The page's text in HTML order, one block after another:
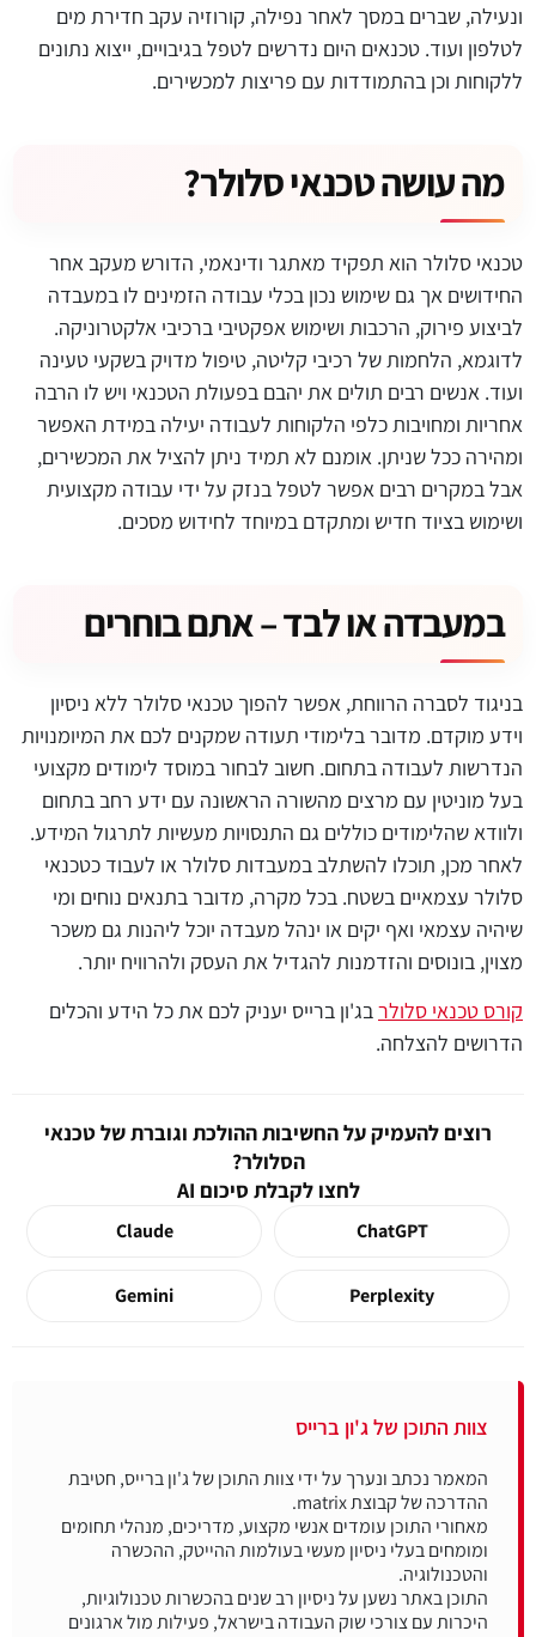
ונעילה, שברים במסך לאחר נפילה, קורוזיה עקב חדירת מים
לטלפון ועוד. טכנאים היום נדרשים לטפל בגיבויים, ייצוא נתונים
ללקוחות וכן בהתמודדות עם פריצות למכשירים.
מה עושה טכנאי סלולר?
טכנאי סלולר הוא תפקיד מאתגר ודינאמי, הדורש מעקב אחר
החידושים אך גם שימוש נכון בכלי עבודה הזמינים לו במעבדה
לביצוע פירוק, הרכבות ושימוש אפקטיבי ברכיבי אלקטרוניקה.
לדוגמא, הלחמות של רכיבי קליטה, טיפול מדויק בשקעי טעינה
ועוד. אנשים רבים תולים את יהבם בפעולת הטכנאי ויש לו הרבה
אחריות ומחויבות כלפי הלקוחות לעבודה יעילה במידת האפשר
ומהירה ככל שניתן. אומנם לא תמיד ניתן להציל את המכשירים,
אבל במקרים רבים אפשר לטפל בנזק על ידי עבודה מקצועית
ושימוש בציוד חדיש ומתקדם במיוחד לחידוש מסכים.
במעבדה או לבד – אתם בוחרים
בניגוד לסברה הרווחת, אפשר להפוך טכנאי סלולר ללא ניסיון
וידע מוקדם. מדובר בלימודי תעודה שמקנים לכם את המיומנויות
הנדרשות לעבודה בתחום. חשוב לבחור במוסד לימודים מקצועי
בעל מוניטין עם מרצים מהשורה הראשונה עם ידע רחב בתחום
ולוודא שהלימודים כוללים גם התנסויות מעשיות לתרגול המידע.
לאחר מכן, תוכלו להשתלב במעבדות סלולר או לעבוד כטכנאי
סלולר עצמאיים בשטח. בכל מקרה, מדובר בתנאים נוחים ומי
שיהיה עצמאי ואף יקים או ינהל מעבדה יוכל ליהנות גם משכר
מצוין, בונוסים והזדמנות להגדיל את העסק ולהרוויח יותר.
קורס טכנאי סלולרבג'ון ברייס יעניק לכם את כל הידע והכלים
הדרושים להצלחה.
רוצים להעמיק על החשיבות ההולכת וגוברת של טכנאי
הסלולר?
לחצו לקבלת סיכום AI
ChatGPT
Claude
Perplexity
Gemini
צוות התוכן של ג'ון ברייס
המאמר נכתב ונערך על ידי צוות התוכן של ג'ון ברייס, חטיבת
מאחורי התוכן עומדים אנשי מקצוע, מדריכים, מנהלי תחומים
ומומחים בעלי ניסיון מעשי בעולמות ההייטק, ההכשרה
התוכן באתר נשען על ניסיון רב שנים בהכשרות טכנולוגיות,
היכרות עם צורכי שוק העבודה בישראל, פעילות מול ארגונים